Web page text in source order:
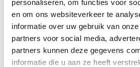
personaliseren, om functies voor
en om ons websiteverkeer te
informatie over uw gebruik van
partners voor social media,
partners kunnen deze gegevens
informatie die u aan ze heeft
Tapijt
vanaf —10% korting